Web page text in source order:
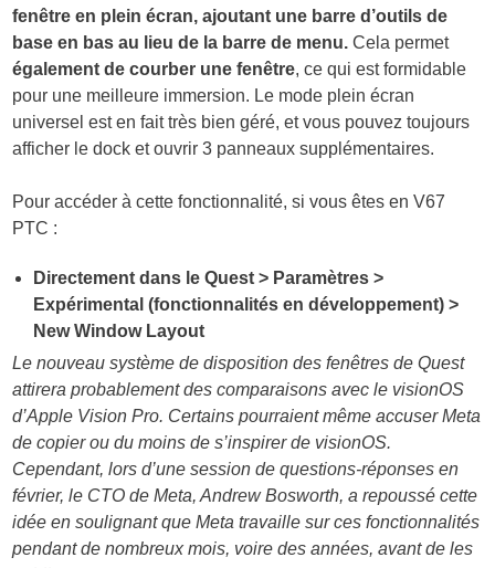
fenêtre en plein écran, ajoutant une barre d’outils de
base en bas au lieu de la barre de menu. Cela permet
également de courber une fenêtre, ce qui est formidable
pour une meilleure immersion. Le mode plein écran
universel est en fait très bien géré, et vous pouvez toujours
afficher le dock et ouvrir 3 panneaux supplémentaires.
Pour accéder à cette fonctionnalité, si vous êtes en V67
PTC :
Directement dans le Quest > Paramètres >
Expérimental (fonctionnalités en développement) >
New Window Layout
Le nouveau système de disposition des fenêtres de Quest
attirera probablement des comparaisons avec le visionOS
d’Apple Vision Pro. Certains pourraient même accuser Meta
de copier ou du moins de s’inspirer de visionOS.
Cependant, lors d’une session de questions-réponses en
février, le CTO de Meta, Andrew Bosworth, a repoussé cette
idée en soulignant que Meta travaille sur ces fonctionnalités
pendant de nombreux mois, voire des années, avant de les